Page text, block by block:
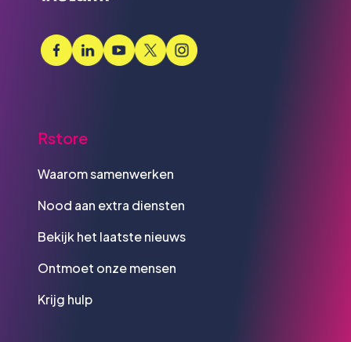
Rstore
Waarom samenwerken
Nood aan extra diensten
Bekijk het laatste nieuws
Ontmoet onze mensen
Krijg hulp